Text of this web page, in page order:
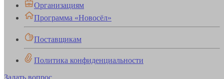
Организациям
Программа «Новосёл»
Поставщикам
Политика конфиденциальности
Задать вопрос